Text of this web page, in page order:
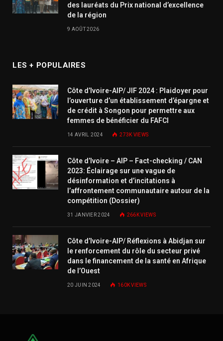
des lauréats du Prix national d’excellence
de la région
9 AOÛT 2026
LES + POPULAIRES
Côte d’Ivoire-AIP/ JIF 2024 : Plaidoyer pour
l’ouverture d’un établissement d’épargne et
de crédit à Songon pour permettre aux
femmes de bénéficier du FAFCI
14 AVRIL 2024 273KVIEWS
Côte d’Ivoire – AIP – Fact-checking / CAN
2023: Éclairage sur une vague de
désinformation et d’incitations à
l’affrontement communautaire autour de la
compétition (Dossier)
31 JANVIER 2024 266KVIEWS
Côte d’Ivoire-AIP/ Réflexions à Abidjan sur
le renforcement du rôle du secteur privé
dans le financement de la santé en Afrique
de l’Ouest
20 JUIN 2024 160KVIEWS